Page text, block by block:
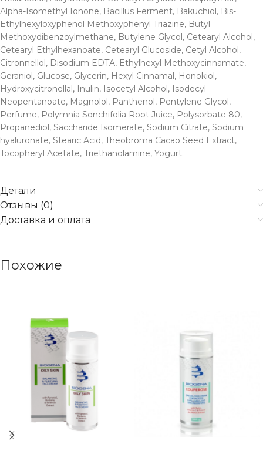
Alpha-Isomethyl Ionone, Bacillus Ferment, Bakuchiol, Bis-
Ethylhexyloxyphenol Methoxyphenyl Triazine, Butyl
Methoxydibenzoylmethane, Butylene Glycol, Cetearyl Alcohol,
Cetearyl Ethylhexanoate, Cetearyl Glucoside, Cetyl Alcohol,
Citronnellol, Disodium EDTA, Ethylhexyl Methoxycinnamate,
Geraniol, Glucose, Glycerin, Hexyl Cinnamal, Honokiol,
Hydroxycitronellal, Inulin, Isocetyl Alcohol, Isodecyl
Neopentanoate, Magnolol, Panthenol, Pentylene Glycol,
Perfume, Polymnia Sonchifolia Root Juice, Polysorbate 80,
Propanediol, Saccharide Isomerate, Sodium Citrate, Sodium
hyaluronate, Stearic Acid, Theobroma Cacao Seed Extract,
Tocopheryl Acetate, Triethanolamine, Yogurt.
Детали
Отзывы (0)
Доставка и оплата
Похожие